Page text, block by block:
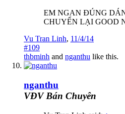
EM NGAN ĐÚNG
CHUYỂN LẠI GOOD
Vu Tran Linh, 11/4/14
#109
thbminh and nganthu like this.
nganthu
VĐV Bán Chuyên